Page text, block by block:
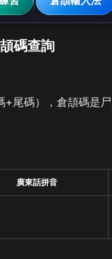
碼查詢
+尾碼），倉頡碼是
廣東話拼音